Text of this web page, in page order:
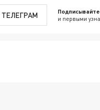
ТЕЛЕГРАМ и первыми